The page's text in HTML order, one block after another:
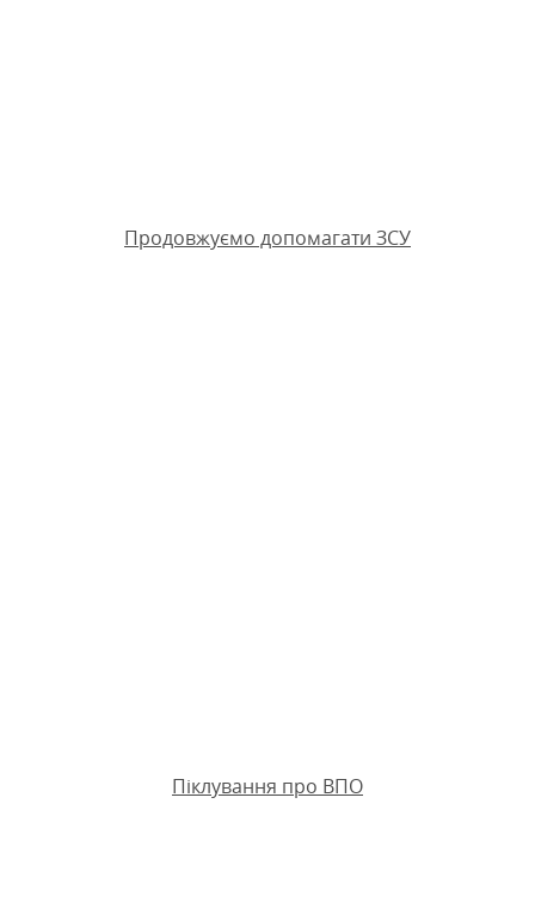
Продовжуємо допомагати ЗСУ
Піклування про ВПО